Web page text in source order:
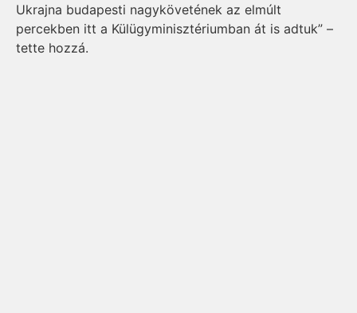
Ukrajna budapesti nagykövetének az elmúlt
percekben itt a Külügyminisztériumban át is adtuk” –
tette hozzá.